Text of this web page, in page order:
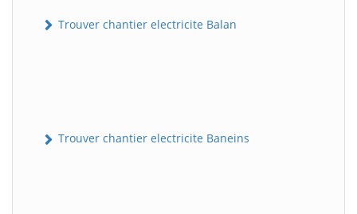
Trouver chantier electricite Balan
Trouver chantier electricite Baneins